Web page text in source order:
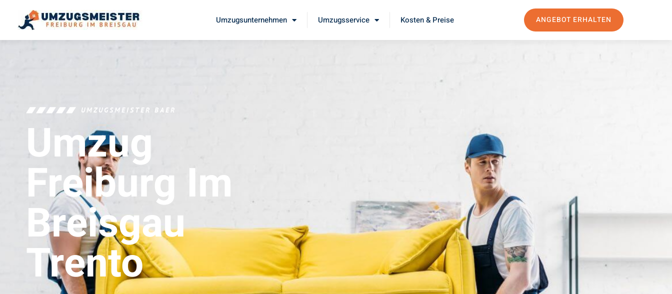
Umzugsunternehmen Umzugsservice Kosten & Preise ANGEBOT ERHALTEN
UMZUGSMEISTER BAER
Umzug
Freiburg Im
Breisgau
Trento